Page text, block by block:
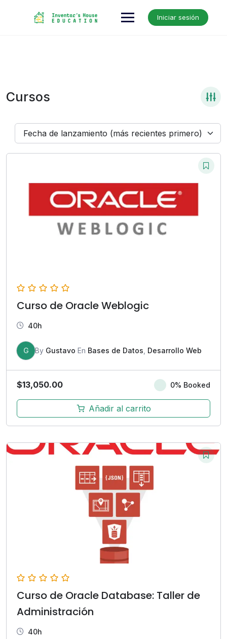
Iniciar sesión
Cursos
Fecha de lanzamiento (más recientes primero)
Curso de Oracle Weblogic
40h
G By Gustavo En Bases de Datos Desarrollo Web
$13,050.00 0% Booked
Añadir al carrito
Curso de Oracle Database: Taller de
Administración
40h